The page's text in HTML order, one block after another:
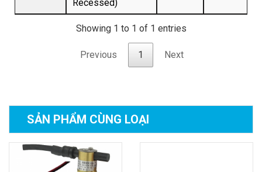
Recessed)
Showing 1 to 1 of 1 entries
Previous 1 Next
SẢN PHẨM CÙNG LOẠI